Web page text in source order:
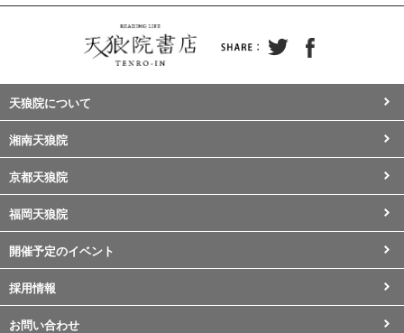
天狼院について
湘南天狼院
京都天狼院
福岡天狼院
開催予定のイベント
採用情報
お問い合わせ